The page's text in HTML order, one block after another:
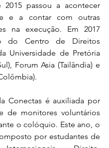
passou a acontecer
e a contar com outras
na execução. Em 2017
do Centro de Direitos
Universidade de Pretória
Forum Asia (Tailândia) e
Conectas é auxiliada por
de monitores voluntários
o colóquio. Este ano, o
por estudantes de